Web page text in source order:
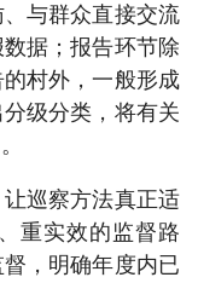
与群众直接交流
据；报告环节除
村外，一般形成
级分类，将有关
巡察方法真正适
重实效的监督路
，明确年度内已